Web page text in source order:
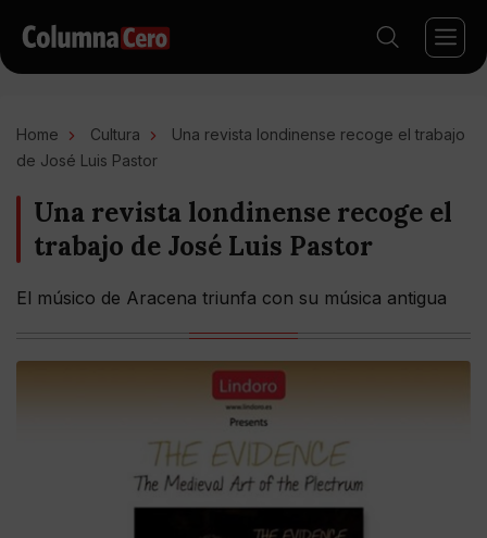
Home Cultura
Una revista londinense recoge el trabajo
de José Luis Pastor
Una revista londinense recoge el
trabajo de José Luis Pastor
El músico de Aracena triunfa con su música antigua